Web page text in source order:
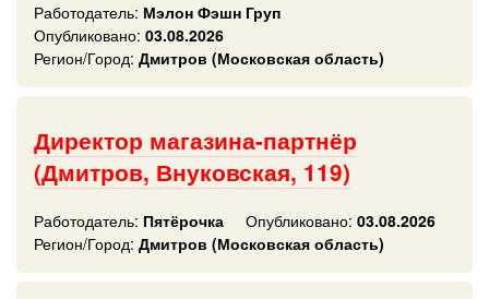
Работодатель: Мэлон Фэшн Груп
Опубликовано: 03.08.2026
Регион/Город: Дмитров (Московская область)
Директор магазина-партнёр
(Дмитров, Внуковская, 119)
Работодатель: Пятёрочка Опубликовано: 03.08.2026
Регион/Город: Дмитров (Московская область)